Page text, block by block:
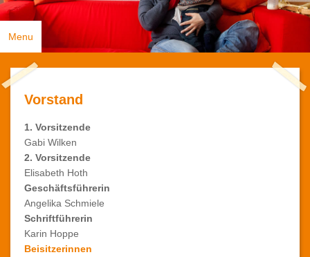
Menu
Zurück
Satzung
Mitgliedsantrag
Vorstand
1. Vorsitzende
Gabi Wilken
2. Vorsitzende
Elisabeth Hoth
Geschäftsführerin
Angelika Schmiele
Schriftführerin
Karin Hoppe
Beisitzerinnen